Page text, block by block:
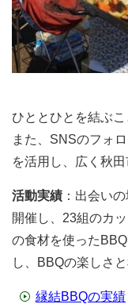
ひととひとを結ぶ
また、SNSのフォ
を活用し、広く秋
活動実績 ：出会い
開催し、23組のカ
の食材を使った
し、BBQの楽しさ
縁結BBQの実績